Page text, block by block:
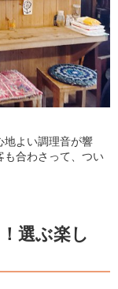
地よい調理音が響
も合わさって、つい
選ぶ楽し